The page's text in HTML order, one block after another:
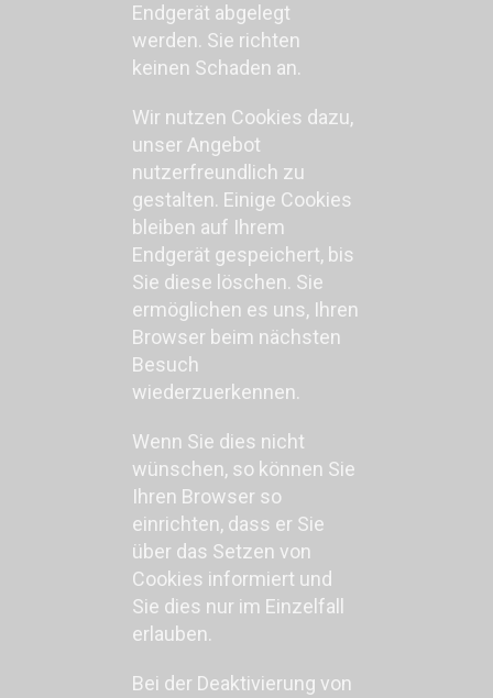
Endgerät abgelegt
werden. Sie richten
keinen Schaden an.
Wir nutzen Cookies dazu,
unser Angebot
nutzerfreundlich zu
gestalten. Einige Cookies
bleiben auf Ihrem
Endgerät gespeichert, bis
Sie diese löschen. Sie
ermöglichen es uns, Ihren
Browser beim nächsten
Besuch
wiederzuerkennen.
Wenn Sie dies nicht
wünschen, so können Sie
Ihren Browser so
einrichten, dass er Sie
über das Setzen von
Cookies informiert und
Sie dies nur im Einzelfall
erlauben.
Bei der Deaktivierung von